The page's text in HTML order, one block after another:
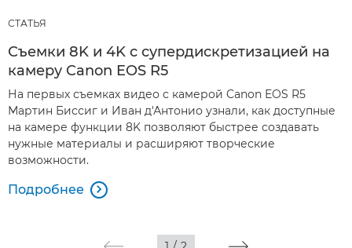
СТАТЬЯ
Съемки 8K и 4K с супердискретизацией на
камеру Canon EOS R5
На первых съемках видео с камерой Canon EOS R5
Мартин Биссиг и Иван д'Антонио узнали, как доступные
на камере функции 8K позволяют быстрее создавать
нужные материалы и расширяют творческие
возможности.
Подробнее 